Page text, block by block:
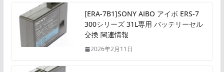
[ERA-7B1]SONY AIBO アイボ ERS-7
300シリーズ 31L専用 バッテリーセル
交換 関連情報
2026年2月11日